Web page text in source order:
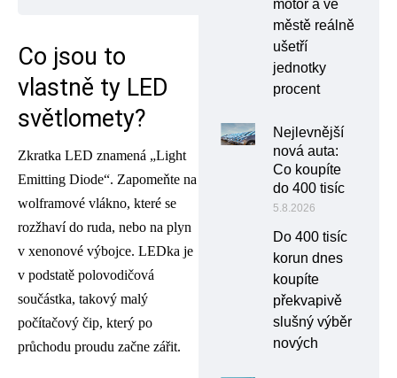
Co jsou to
vlastně ty LED
světlomety?
Zkratka LED znamená „Light
Emitting Diode“. Zapomeňte na
wolframové vlákno, které se
rozžhaví do ruda, nebo na plyn
v xenonové výbojce. LEDka je
v podstatě polovodičová
součástka, takový malý
počítačový čip, který po
průchodu proudu začne zářit.
motor a ve
městě reálně
ušetří
jednotky
procent
Nejlevnější
nová auta:
Co koupíte
do 400 tisíc
5.8.2026
Do 400 tisíc
korun dnes
koupíte
překvapivě
slušný výběr
nových